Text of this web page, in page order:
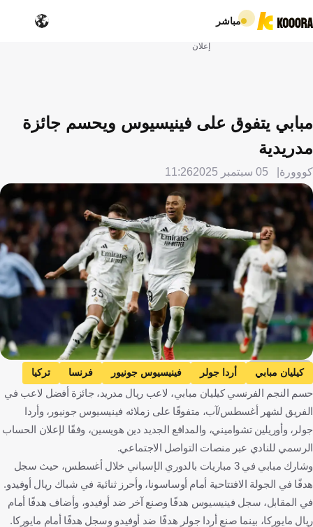
مباشر
إعلان
مبابي يتفوق على فينيسيوس ويحسم جائزة
مدريدية
كووورة 05 سبتمبر 2025 11:26
Getty Images
كيليان مبابي أردا جولر فينيسيوس جونيور فرنسا
تركيا
البرازيل
كرة قدم
حسم النجم الفرنسي كيليان مبابي، لاعب ريال مدريد، جائزة أفضل لاعب في
الفريق لشهر أغسطس/آب، متفوقًا على زملائه فينيسيوس جونيور، وأردا
جولر، وأوريلين تشواميني، والمدافع الجديد دين هويسين، وفقًا لإعلان الحساب
الرسمي للنادي عبر منصات التواصل الاجتماعي.
وشارك مبابي في 3 مباريات بالدوري الإسباني خلال أغسطس، حيث سجل
هدفًا في الجولة الافتتاحية أمام أوساسونا، وأحرز ثنائية في شباك ريال أوفيدو.
في المقابل، سجل فينيسيوس هدفًا وصنع آخر ضد أوفيدو، وأضاف هدفًا أمام
ريال مايوركا، بينما صنع أردا جولر هدفًا ضد أوفيدو وسجل هدفًا أمام مايوركا.